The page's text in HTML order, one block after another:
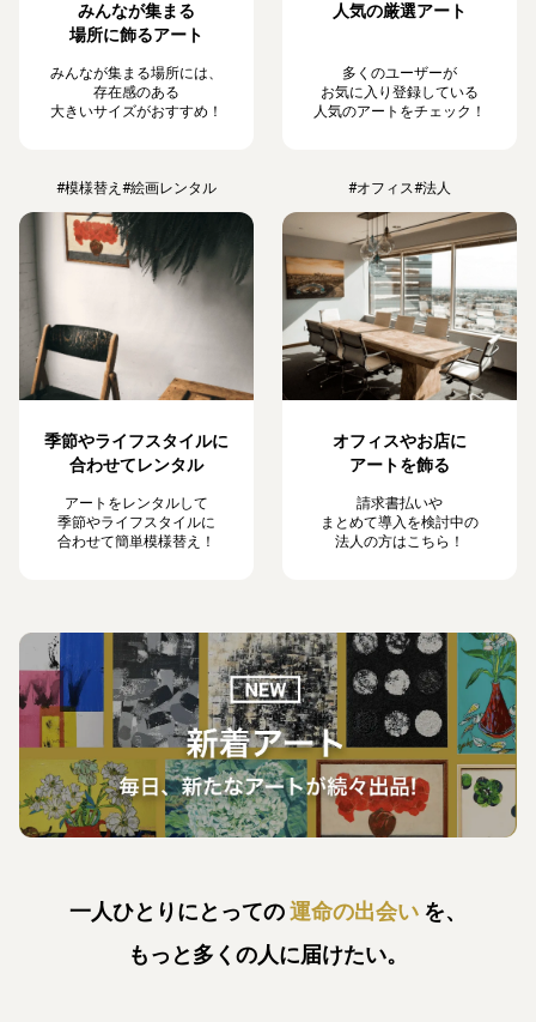
みんなが集まる
場所に飾るアート
みんなが集まる場所には、
存在感のある
大きいサイズがおすすめ！
人気の厳選アート
多くのユーザーが
お気に入り登録している
人気のアートをチェック！
#模様替え #絵画レンタル
季節やライフスタイルに
合わせてレンタル
アートをレンタルして
季節やライフスタイルに
合わせて簡単模様替え！
#オフィス#法人
オフィスやお店に
アートを飾る
請求書払いや
まとめて導入を検討中の
法人の方はこちら！
一人ひとりにとっての運命の出会い を、
もっと多くの人に届けたい。